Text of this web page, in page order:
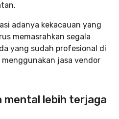
adanya kekacauan yang
memasrahkan segala
yang sudah profesional di
jasa vendor
mental lebih terjaga